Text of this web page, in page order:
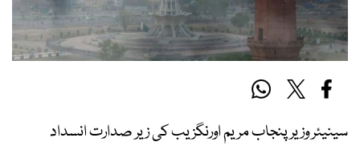
سینیئر وزیر پنجاب مریم اورنگزیب کی زیر صدارت انسداد